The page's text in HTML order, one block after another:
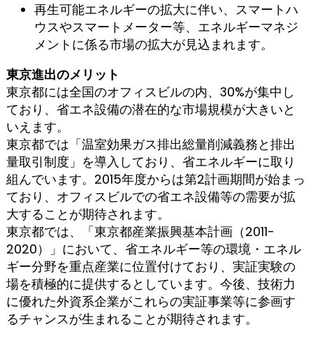
再生可能エネルギーの拡大に伴い、スマートハ
ウスやスマートメーター等、エネルギーマネジ
メントに係る市場の拡大が見込まれます。
東京進出のメリット
東京都には全国のオフィスビルの内、30%が集中し
ており、省エネ設備の潜在的な市場規模が大きいと
いえます。
東京都では「温室効果ガス排出総量削減義務と排出
量取引制度」を導入しており、省エネルギーに取り
組んでいます。2015年度からは第2計画期間が始まっ
ており、オフィスビルでの省エネ設備等の需要が拡
大することが期待されます。
東京都では、「東京都産業振興基本計画（2011-
2020）」において、省エネルギー等の環境・エネル
ギー分野を重点産業に位置付けており、実証実験の
場を積極的に提供するとしています。今後、技術力
に優れた外資系企業がこれらの実証事業等に参画す
るチャンスが生まれることが期待されます。